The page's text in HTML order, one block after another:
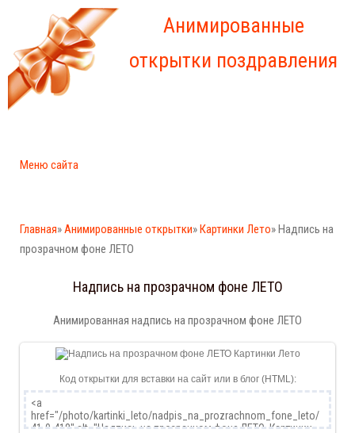
Анимированные
открытки поздравления
Меню сайта
Главная»Анимированные открытки»Картинки Лето» Надпись на
прозрачном фоне ЛЕТО
Надпись на прозрачном фоне ЛЕТО
Анимированная надпись на прозрачном фоне ЛЕТО
Код открытки для вставки на сайт или в блог (HTML):